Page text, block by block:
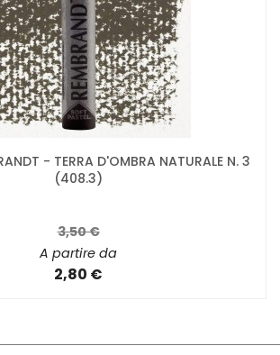
- TERRA D'OMBRA NATURALE N. 3
(408.3)
3,50 €
A partire da
2,80 €